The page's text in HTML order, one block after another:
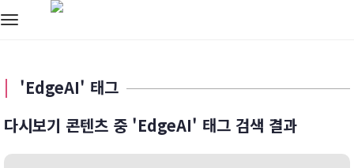
Toggle
'EdgeAI' 태그
다시보기 콘텐츠 중 'EdgeAI' 태그 검색 결과